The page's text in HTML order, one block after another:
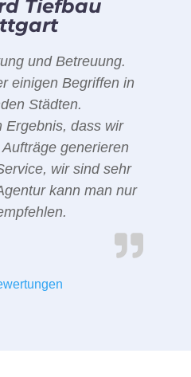
Tiefbau
und Betreuung.
einigen Begriffen in
Städten.
Ergebnis, dass wir
generieren
wir sind sehr
kann man nur